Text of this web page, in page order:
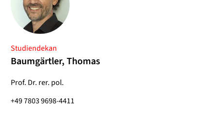
Studiendekan
Baumgärtler, Thomas
Prof. Dr. rer. pol.
+49 7803 9698-4411